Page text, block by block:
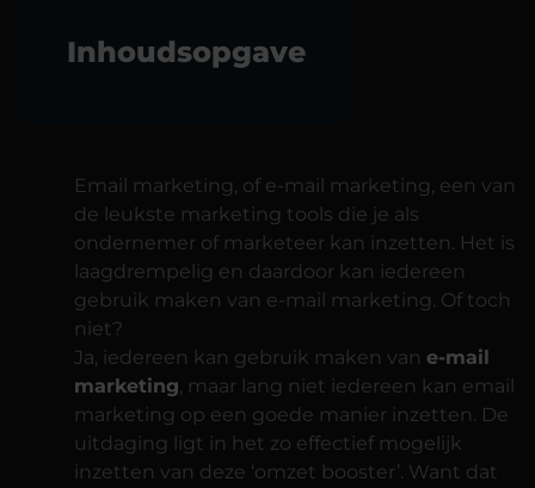
Inhoudsopgave
Email marketing, of e-mail marketing, een van
de leukste marketing tools die je als
ondernemer of marketeer kan inzetten. Het is
laagdrempelig en daardoor kan iedereen
gebruik maken van e-mail marketing. Of toch
niet?
Ja, iedereen kan gebruik maken van e-mail
marketing, maar lang niet iedereen kan email
marketing op een goede manier inzetten. De
uitdaging ligt in het zo effectief mogelijk
inzetten van deze ‘omzet booster’. Want dat